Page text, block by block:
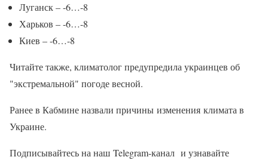
Луганск – -6…-8
Харьков – -6…-8
Киев – -6…-8
Читайте также, климатолог предупредила украинцев об
"экстремальной" погоде весной.
Ранее в Кабмине назвали причины изменения климата в
Украине.
Подписывайтесь на наш Telegram-канал и узнавайте